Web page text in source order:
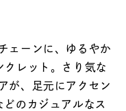
～
ェーンに、ゆるやか
クレット。さり気な
が、足元にアクセン
どのカジュアルなス